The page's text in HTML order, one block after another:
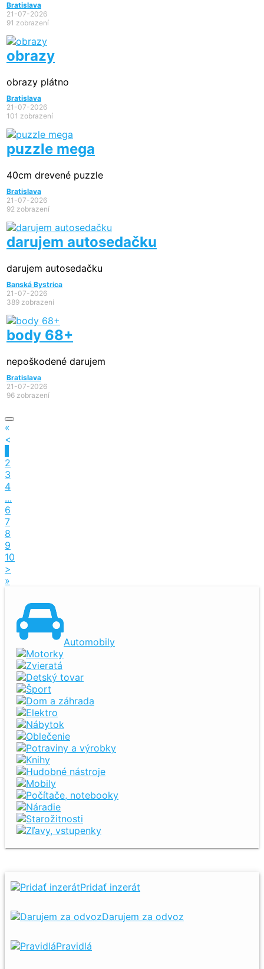
Bratislava
21-07-2026
91 zobrazení
obrazy
obrazy plátno
Bratislava
21-07-2026
101 zobrazení
puzzle mega
40cm drevené puzzle
Bratislava
21-07-2026
92 zobrazení
darujem autosedačku
darujem autosedačku
Banská Bystrica
21-07-2026
389 zobrazení
body 68+
nepoškodené darujem
Bratislava
21-07-2026
96 zobrazení
«
<
2
3
4
...
6
7
8
9
10
>
»
Automobily
Motorky
Zvieratá
Detský tovar
Šport
Dom a záhrada
Elektro
Nábytok
Oblečenie
Potraviny a výrobky
Knihy
Hudobné nástroje
Mobily
Počítače, notebooky
Náradie
Starožitnosti
Zľavy, vstupenky
Pridať inzerát
Darujem za odvoz
Pravidlá